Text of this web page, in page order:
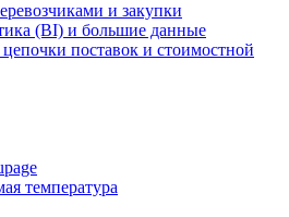
и закупки
(BI) и большие данные
поставок и стоимостной
температура